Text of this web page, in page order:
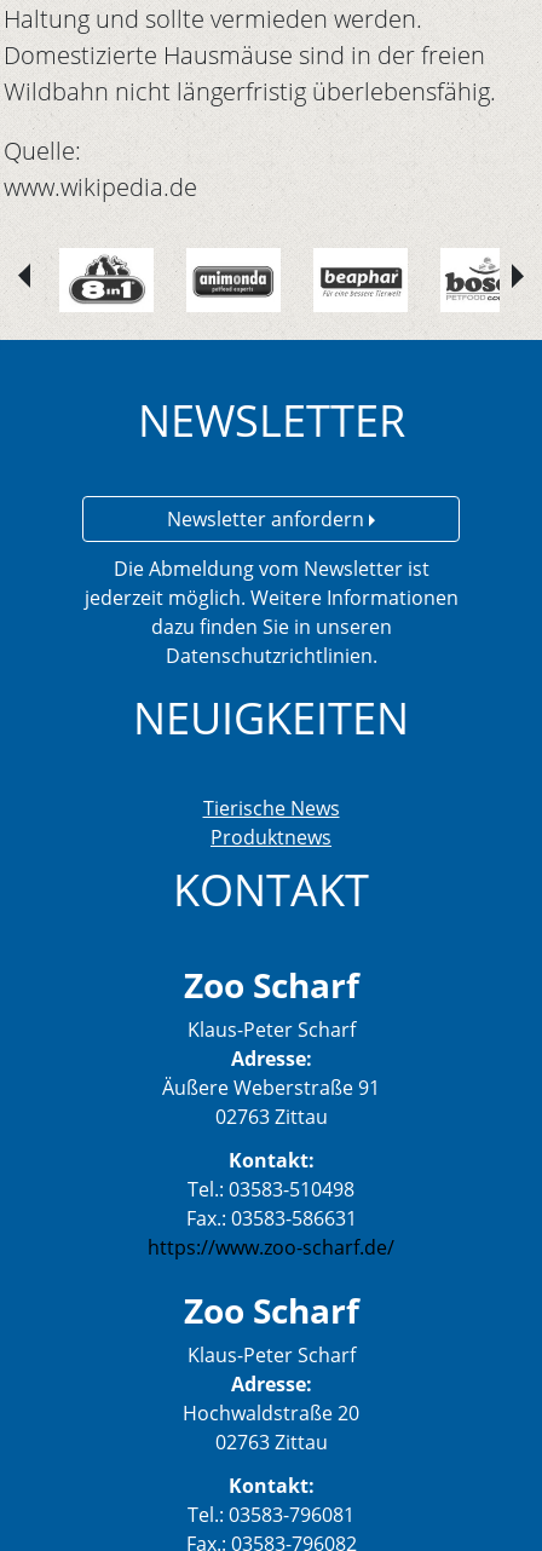
Haltung und sollte vermieden werden.
Domestizierte Hausmäuse sind in der freien
Wildbahn nicht längerfristig überlebensfähig.
Quelle:
www.wikipedia.de
NEWSLETTER
Newsletter anfordern
Die Abmeldung vom Newsletter ist
jederzeit möglich. Weitere Informationen
dazu finden Sie in unseren
Datenschutzrichtlinien.
NEUIGKEITEN
Tierische News
Produktnews
KONTAKT
Zoo Scharf
Klaus-Peter Scharf
Adresse:
Äußere Weberstraße 91
02763 Zittau
Kontakt:
Tel.: 03583-510498
Fax.: 03583-586631
https://www.zoo-scharf.de/
Zoo Scharf
Klaus-Peter Scharf
Adresse:
Hochwaldstraße 20
02763 Zittau
Kontakt:
Tel.: 03583-796081
Fax.: 03583-796082